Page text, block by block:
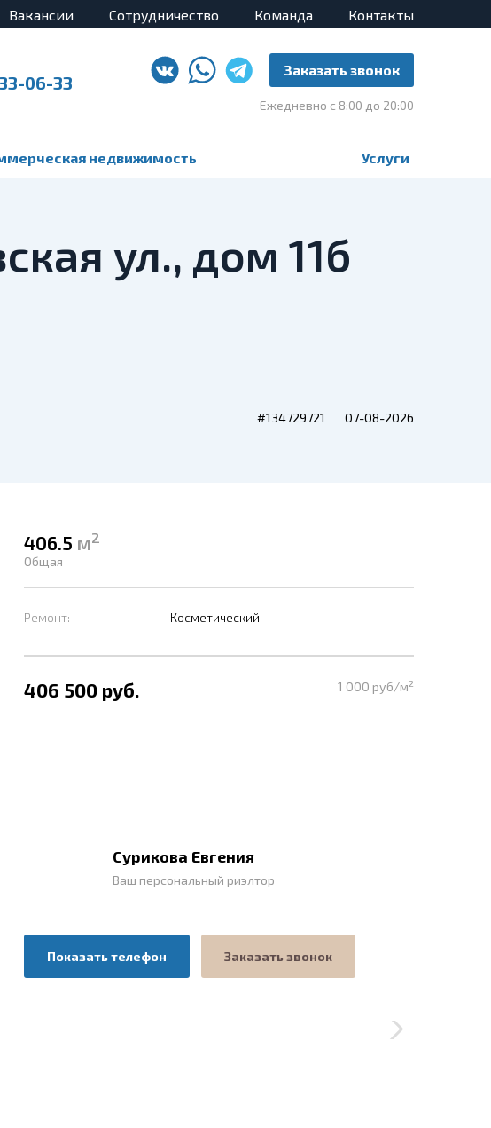
Вакансии Сотрудничество Команда Контакты
06-33
Заказать звонок
Ежедневно с 8:00 до 20:00
недвижимость Услуги
ул., дом 11б
#134729721 07-08-2026
406.5 м2
Общая
Ремонт: Косметический
406 500 руб. 1 000 руб/м2
Сурикова Евгения
Ваш персональный риэлтор
Показать телефон Заказать звонок